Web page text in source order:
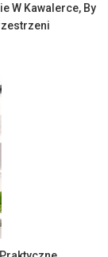
W Kawalerce, By